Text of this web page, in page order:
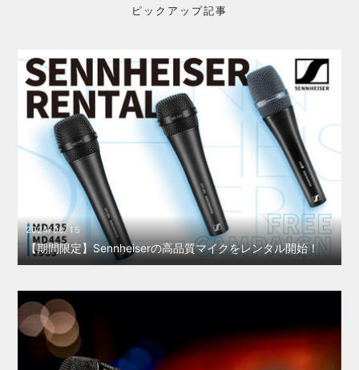
ピックアップ記事
2024/06/15
【期間限定】Sennheiserの高品質マイクをレンタル開始！